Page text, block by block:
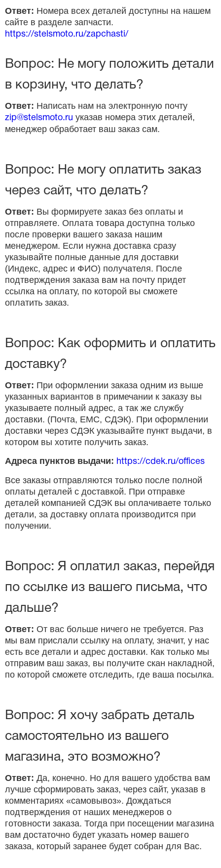
Ответ: Номера всех деталей доступны на нашем
сайте в разделе запчасти.
https://stelsmoto.ru/zapchasti/
Вопрос: Не могу положить детали
в корзину, что делать?
Ответ: Написать нам на электронную почту
zip@stelsmoto.ru указав номера этих деталей,
менеджер обработает ваш заказ сам.
Вопрос: Не могу оплатить заказ
через сайт, что делать?
Ответ: Вы формируете заказ без оплаты и
отправляете. Оплата товара доступна только
после проверки вашего заказа нашим
менеджером. Если нужна доставка сразу
указывайте полные данные для доставки
(Индекс, адрес и ФИО) получателя. После
подтверждения заказа вам на почту придет
ссылка на оплату, по которой вы сможете
оплатить заказ.
Вопрос: Как оформить и оплатить
доставку?
Ответ: При оформлении заказа одним из выше
указанных вариантов в примечании к заказу вы
указываете полный адрес, а так же службу
доставки. (Почта, ЕМС, СДЭК). При оформлении
доставки через СДЭК указывайте пункт выдачи, в
котором вы хотите получить заказ.
Адреса пунктов выдачи: https://cdek.ru/offices
Все заказы отправляются только после полной
оплаты деталей с доставкой. При отправке
деталей компанией СДЭК вы оплачиваете только
детали, за доставку оплата производится при
получении.
Вопрос: Я оплатил заказ, перейдя
по ссылке из вашего письма, что
дальше?
Ответ: От вас больше ничего не требуется. Раз
мы вам прислали ссылку на оплату, значит, у нас
есть все детали и адрес доставки. Как только мы
отправим ваш заказ, вы получите скан накладной,
по которой сможете отследить, где ваша посылка.
Вопрос: Я хочу забрать деталь
самостоятельно из вашего
магазина, это возможно?
Ответ: Да, конечно. Но для вашего удобства вам
лучше сформировать заказ, через сайт, указав в
комментариях «самовывоз». Дождаться
подтверждения от наших менеджеров о
готовности заказа. Тогда при посещении магазина
вам достаточно будет указать номер вашего
заказа, который заранее будет собран для Вас.